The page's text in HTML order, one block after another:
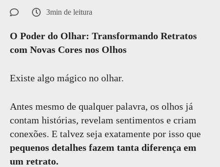
3min de leitura
O Poder do Olhar: Transformando Retratos
com Novas Cores nos Olhos
Existe algo mágico no olhar.
Antes mesmo de qualquer palavra, os olhos já
contam histórias, revelam sentimentos e criam
conexões. E talvez seja exatamente por isso que
pequenos detalhes fazem tanta diferença em
um retrato.